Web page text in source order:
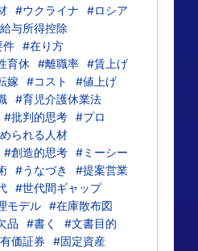
#ウクライナ
#ロシア
与所得控除
件 #在り方
育休 #離職率 #賃上げ
嫁 #コスト
#値上げ
#育児介護休業法
#批判的思考 #プロ
られる人材
#創造的思考 #ミーシー
#うなづき
#提案営業
#世代間ギャップ
モデル #在庫散布図
品 #書く
#文書目的
価証券
#固定資産